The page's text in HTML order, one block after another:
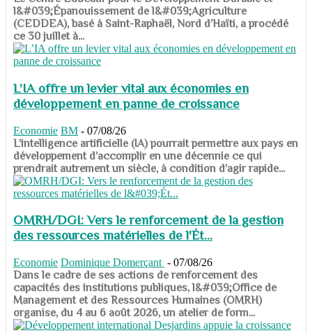
l&#039;Épanouissement de l&#039;Agriculture
(CEDDEA), basé à Saint-Raphaël, Nord d’Haïti, a procédé
ce 30 juillet à...
L’IA offre un levier vital aux économies en
développement en panne de croissance
Economie BM - 07/08/26
​​​​​​​L’intelligence artificielle (IA) pourrait permettre aux pays en
développement d’accomplir en une décennie ce qui
prendrait autrement un siècle, à condition d’agir rapide...
OMRH/DGI: Vers le renforcement de la gestion
des ressources matérielles de l'Ét...
Economie Dominique Domerçant - 07/08/26
Dans le cadre de ses actions de renforcement des
capacités des institutions publiques, l&#039;Office de
Management et des Ressources Humaines (OMRH)
organise, du 4 au 6 août 2026, un atelier de form...